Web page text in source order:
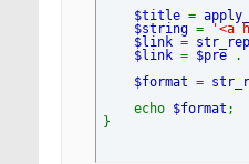
$title =
$string = '<a
$link =
$link = $pre .
$format =
echo $format
}